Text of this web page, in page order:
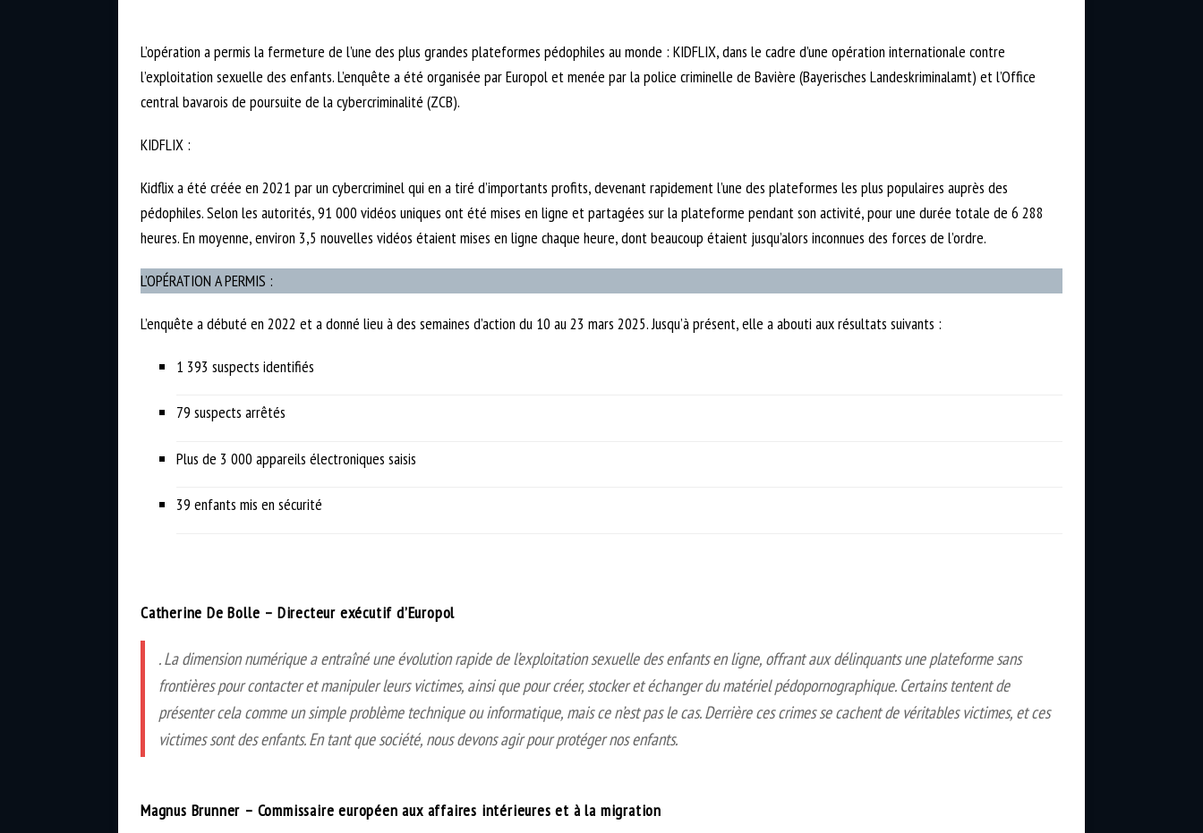
L’opération a permis la fermeture de l’une des plus grandes plateformes pédophiles au monde : KIDFLIX, dans le cadre d’une opération internationale contre
l’exploitation sexuelle des enfants. L’enquête a été organisée par Europol et menée par la police criminelle de Bavière (Bayerisches Landeskriminalamt) et l’Office
central bavarois de poursuite de la cybercriminalité (ZCB).
KIDFLIX :
Kidflix a été créée en 2021 par un cybercriminel qui en a tiré d’importants profits, devenant rapidement l’une des plateformes les plus populaires auprès des
pédophiles. Selon les autorités, 91 000 vidéos uniques ont été mises en ligne et partagées sur la plateforme pendant son activité, pour une durée totale de 6 288
heures. En moyenne, environ 3,5 nouvelles vidéos étaient mises en ligne chaque heure, dont beaucoup étaient jusqu’alors inconnues des forces de l’ordre.
L’OPÉRATION A PERMIS :
L’enquête a débuté en 2022 et a donné lieu à des semaines d’action du 10 au 23 mars 2025. Jusqu’à présent, elle a abouti aux résultats suivants :
1 393 suspects identifiés
79 suspects arrêtés
Plus de 3 000 appareils électroniques saisis
39 enfants mis en sécurité
Catherine De Bolle – Directeur exécutif d’Europol
. La dimension numérique a entraîné une évolution rapide de l’exploitation sexuelle des enfants en ligne, offrant aux délinquants une plateforme sans
frontières pour contacter et manipuler leurs victimes, ainsi que pour créer, stocker et échanger du matériel pédopornographique. Certains tentent de
présenter cela comme un simple problème technique ou informatique, mais ce n’est pas le cas. Derrière ces crimes se cachent de véritables victimes, et ces
victimes sont des enfants. En tant que société, nous devons agir pour protéger nos enfants.
Magnus Brunner – Commissaire européen aux affaires intérieures et à la migration